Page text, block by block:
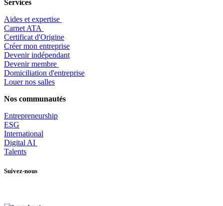
Services
Aides et expertise
​Carnet ATA
Certificat d'Origine
Créer mon entreprise
Devenir indépendant
Devenir membre
​Domiciliation d'entreprise
Louer nos salles
Nos communautés
Entrepreneurship
ESG
International
Digital AI
Talents
Suivez-nous